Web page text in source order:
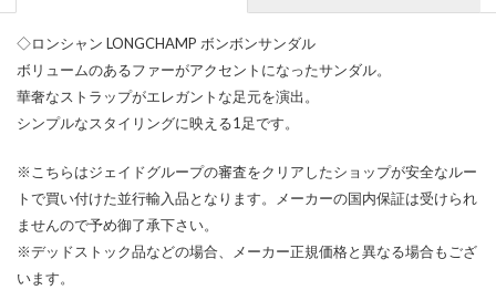
◇ロンシャン LONGCHAMP ボンボンサンダル
ボリュームのあるファーがアクセントになったサンダル。
華奢なストラップがエレガントな足元を演出。
シンプルなスタイリングに映える1足です。
※こちらはジェイドグループの審査をクリアしたショップが安全なルー
トで買い付けた並行輸入品となります。メーカーの国内保証は受けられ
ませんので予め御了承下さい。
※デッドストック品などの場合、メーカー正規価格と異なる場合もござ
います。